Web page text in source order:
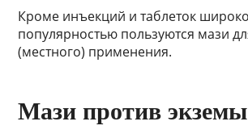
Кроме инъекций и таблеток
популярностью пользуются мази
(местного) применения.
Мази против экземы